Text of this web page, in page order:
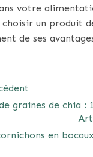
votre
choisir un produit
de ses
graines de chia :
en